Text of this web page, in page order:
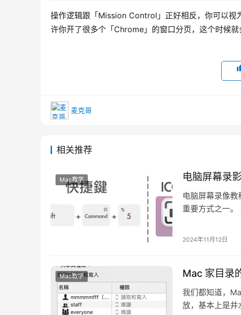
操作逻辑跟「Mission Control」正好相反，你可以视
许你开了很多个「Chrome」的窗口分页，这个时候
麦克哥
相关推荐
Mac教学 电脑屏幕录
电脑屏幕录像
重要方式之一
2024年11月12日
Mac教学 Mac 家目录
我们都知道，
放，基本上是